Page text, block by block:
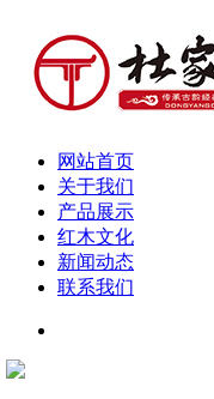
网站首页
关于我们
产品展示
红木文化
新闻动态
联系我们